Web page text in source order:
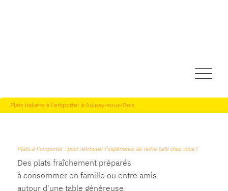
Plats italiens à l'emporter à Aulnay-sous-Bois
Plats à l'emporter : pour retrouver l'expérience de notre café chez vous !
Des plats fraîchement préparés
à consommer en famille ou entre amis
autour d'une table généreuse